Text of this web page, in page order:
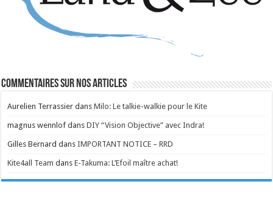
Commentaires sur nos articles
Aurelien Terrassier dansMilo: Le talkie-walkie pour le Kite
magnus wennlof dansDIY “Vision Objective” avec Indra!
Gilles Bernard dansIMPORTANT NOTICE – RRD
Kite4all Team dansE-Takuma: L’Efoil maître achat!